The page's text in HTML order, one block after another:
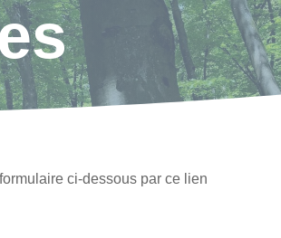
ci-dessous par ce lien